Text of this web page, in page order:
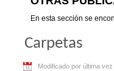
En esta sección se
Carpetas
Modificado por última